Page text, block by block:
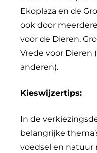
Ekoplaza en de
ook door
voor de Dieren,
Vrede voor Dieren
anderen).
Kieswijzertips:
In de
belangrijke
voedsel en natuur